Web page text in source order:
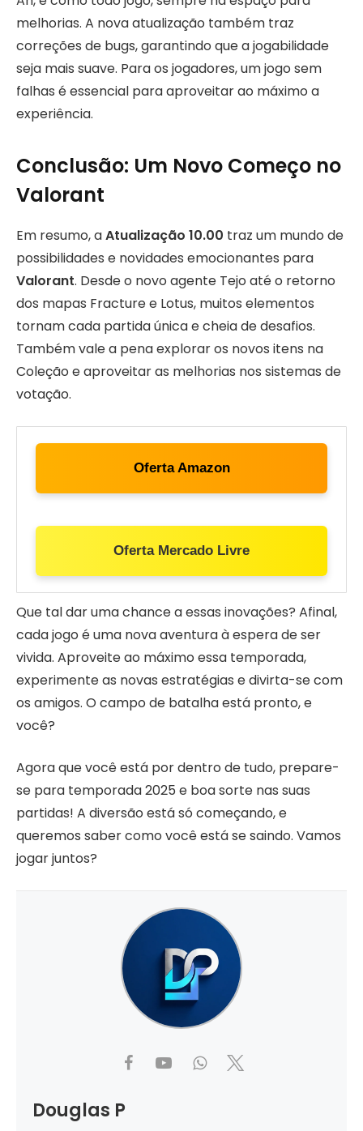
melhorias. A nova atualização também traz
correções de bugs, garantindo que a jogabilidade
seja mais suave. Para os jogadores, um jogo sem
falhas é essencial para aproveitar ao máximo a
experiência.
Conclusão: Um Novo Começo no
Valorant
Em resumo, aAtualização 10.00 traz um mundo de
possibilidades e novidades emocionantes para
Valorant. Desde o novo agente Tejo até o retorno
dos mapas Fracture e Lotus, muitos elementos
tornam cada partida única e cheia de desafios.
Também vale a pena explorar os novos itens na
Coleção e aproveitar as melhorias nos sistemas de
votação.
Oferta Amazon
Oferta Mercado Livre
Que tal dar uma chance a essas inovações? Afinal,
cada jogo é uma nova aventura à espera de ser
vivida. Aproveite ao máximo essa temporada,
experimente as novas estratégias e divirta-se com
os amigos. O campo de batalha está pronto, e
você?
Agora que você está por dentro de tudo, prepare-
se para temporada 2025 e boa sorte nas suas
partidas! A diversão está só começando, e
queremos saber como você está se saindo. Vamos
jogar juntos?
Douglas P